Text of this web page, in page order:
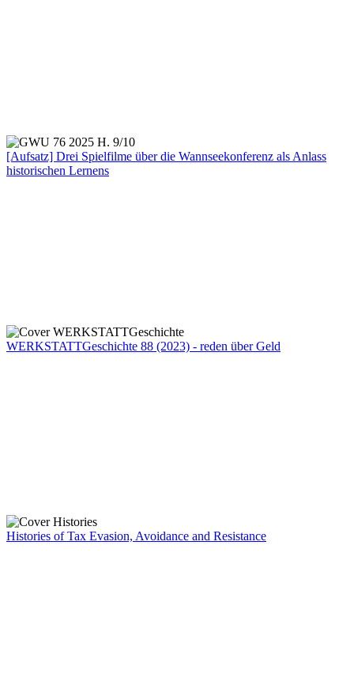
[Aufsatz] Drei Spielfilme über die Wannseekonferenz als Anlass
historischen Lernens
WERKSTATTGeschichte 88 (2023) - reden über Geld
Histories of Tax Evasion, Avoidance and Resistance